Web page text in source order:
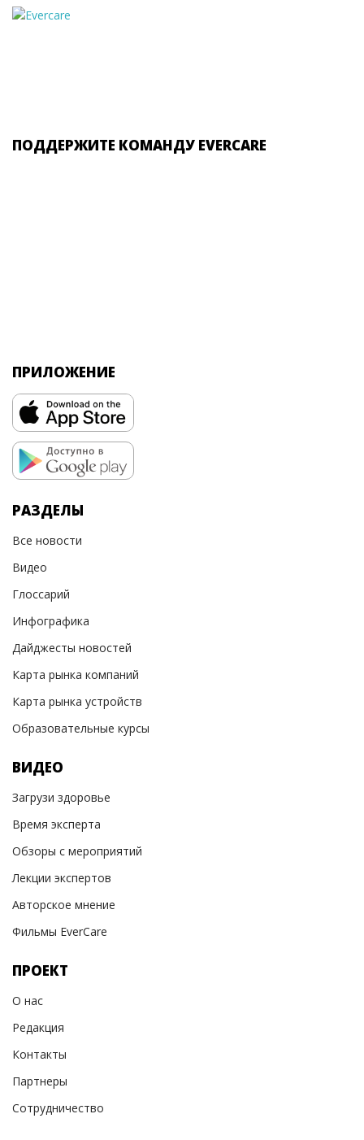
ПОДДЕРЖИТЕ КОМАНДУ EVERCARE
ПРИЛОЖЕНИЕ
РАЗДЕЛЫ
Все новости
Видео
Глоссарий
Инфографика
Дайджесты новостей
Карта рынка компаний
Карта рынка устройств
Образовательные курсы
ВИДЕО
Загрузи здоровье
Время эксперта
Обзоры с мероприятий
Лекции экспертов
Авторское мнение
Фильмы EverCare
ПРОЕКТ
О нас
Редакция
Контакты
Партнеры
Сотрудничество